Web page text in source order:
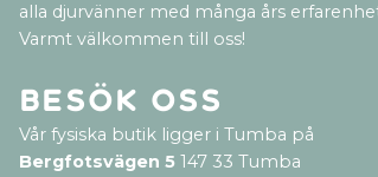
alla djurvänner med många års
Varmt välkommen till oss!
Besök oss
Vår fysiska butik ligger i Tumba på
Bergfotsvägen 5 147 33 Tumba